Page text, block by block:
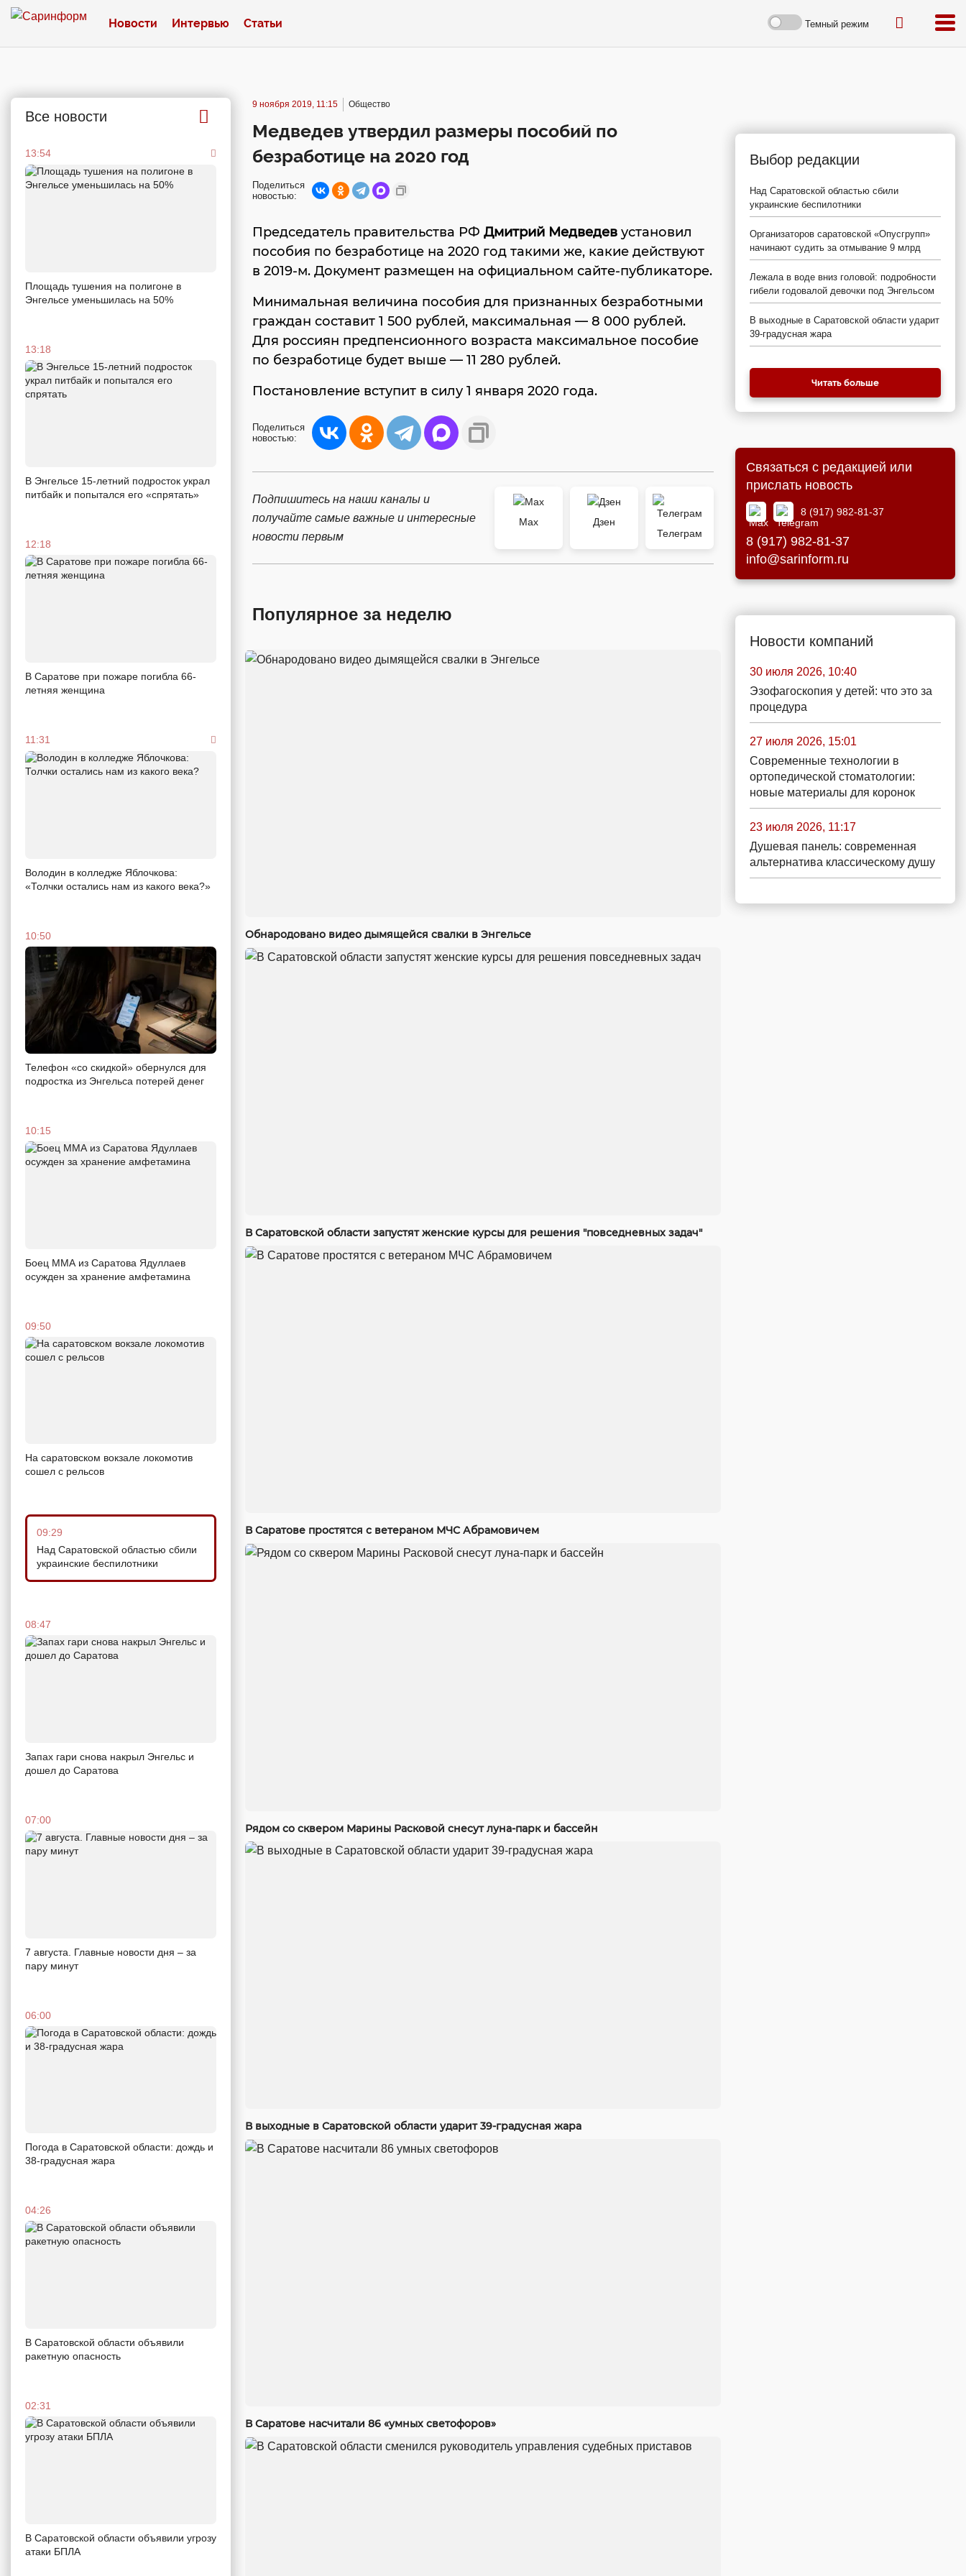
Новости Интервью Статьи Темный режим
Все новости
13:54
Площадь тушения на полигоне в
Энгельсе уменьшилась на 50%
13:18
В Энгельсе 15-летний подросток украл
питбайк и попытался его «спрятать»
12:18
В Саратове при пожаре погибла 66-
летняя женщина
11:31
Володин в колледже Яблочкова:
«Толчки остались нам из какого века?»
10:50
Телефон «со скидкой» обернулся для
подростка из Энгельса потерей денег
10:15
Боец ММА из Саратова Ядуллаев
осужден за хранение амфетамина
09:50
На саратовском вокзале локомотив
сошел с рельсов
09:29
Над Саратовской областью сбили
украинские беспилотники
08:47
Запах гари снова накрыл Энгельс и
дошел до Саратова
07:00
7 августа. Главные новости дня – за
пару минут
06:00
Погода в Саратовской области: дождь и
38-градусная жара
04:26
В Саратовской области объявили
ракетную опасность
02:31
В Саратовской области объявили угрозу
атаки БПЛА
9 ноября 2019, 11:15 Общество
Медведев утвердил размеры пособий по
безработице на 2020 год
Поделиться
новостью:
Председатель правительства РФ Дмитрий Медведев установил
пособия по безработице на 2020 год такими же, какие действуют
в 2019-м. Документ размещен на официальном сайте-публикаторе.
Минимальная величина пособия для признанных безработными
граждан составит 1 500 рублей, максимальная — 8 000 рублей.
Для россиян предпенсионного возраста максимальное пособие
по безработице будет выше — 11 280 рублей.
Постановление вступит в силу 1 января 2020 года.
Поделиться
новостью:
Подпишитесь на наши каналы и
получайте самые важные и интересные
новости первым
Max
Дзен
Телеграм
Популярное за неделю
Обнародовано видео дымящейся свалки в Энгельсе
В Саратовской области запустят женские курсы для решения "повседневных задач"
В Саратове простятся с ветераном МЧС Абрамовичем
Рядом со сквером Марины Расковой снесут луна-парк и бассейн
В выходные в Саратовской области ударит 39-градусная жара
В Саратове насчитали 86 «умных светофоров»
Выбор редакции
Над Саратовской областью сбили
украинские беспилотники
Организаторов саратовской «Опусгрупп»
начинают судить за отмывание 9 млрд
Лежала в воде вниз головой: подробности
гибели годовалой девочки под Энгельсом
В выходные в Саратовской области ударит
39-градусная жара
Читать больше
Связаться с редакцией или
прислать новость
8 (917) 982-81-37
8 (917) 982-81-37
info@sarinform.ru
Новости компаний
30 июля 2026, 10:40
Эзофагоскопия у детей: что это за
процедура
27 июля 2026, 15:01
Современные технологии в
ортопедической стоматологии:
новые материалы для коронок
23 июля 2026, 11:17
Душевая панель: современная
альтернатива классическому душу